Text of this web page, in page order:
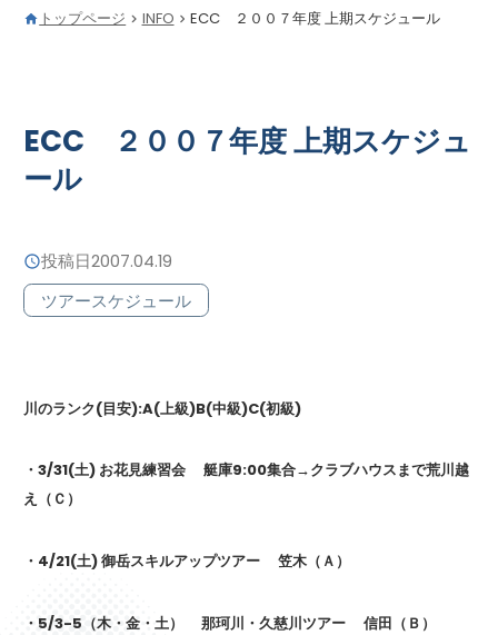
トップページ INFO ECC ２００７年度 上期スケジュール
ECC ２００７年度 上期スケジュ
ール
投稿日2007.04.19
ツアースケジュール
川のランク(目安):A(上級)B(中級)C(初級)
・3/31(土) お花見練習会 艇庫9:00集合→クラブハウスまで荒川越
え（Ｃ）
・4/21(土) 御岳スキルアップツアー 笠木（Ａ）
・5/3-5（木・金・土） 那珂川・久慈川ツアー 信田（Ｂ）